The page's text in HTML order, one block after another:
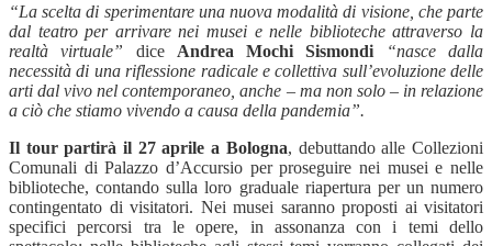
“La scelta di sperimentare una nuova modalità di visione, che parte
dal teatro per arrivare nei musei e nelle biblioteche attraverso la
realtà virtuale” dice Andrea Mochi Sismondi “nasce dalla
necessità di una riflessione radicale e collettiva sull’evoluzione delle
arti dal vivo nel contemporaneo, anche – ma non solo – in relazione
a ciò che stiamo vivendo a causa della pandemia”.
Il tour partirà il 27 aprile a Bologna, debuttando alle Collezioni
Comunali di Palazzo d’Accursio per proseguire nei musei e nelle
biblioteche, contando sulla loro graduale riapertura per un numero
contingentato di visitatori. Nei musei saranno proposti ai visitatori
specifici percorsi tra le opere, in assonanza con i temi dello